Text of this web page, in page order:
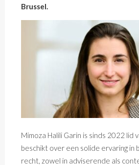
Brussel.
Mimoza Halili Garin is sinds 2022 lid
beschikt over een solide ervaring in
recht, zowel in adviserende als